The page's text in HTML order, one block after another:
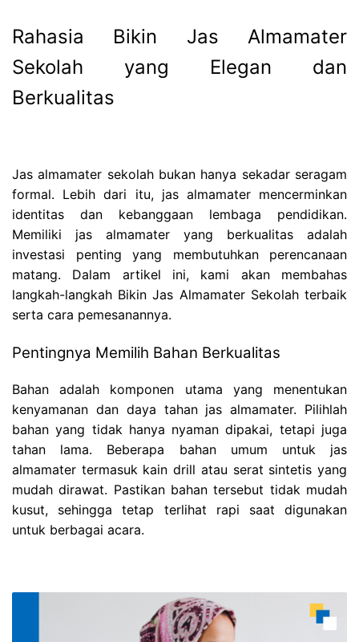
Rahasia Bikin Jas Almamater
Sekolah yang Elegan dan
Berkualitas
Jas almamater sekolah bukan hanya sekadar seragam
formal. Lebih dari itu, jas almamater mencerminkan
identitas dan kebanggaan lembaga pendidikan.
Memiliki jas almamater yang berkualitas adalah
investasi penting yang membutuhkan perencanaan
matang. Dalam artikel ini, kami akan membahas
langkah-langkah Bikin Jas Almamater Sekolah terbaik
serta cara pemesanannya.
Pentingnya Memilih Bahan Berkualitas
Bahan adalah komponen utama yang menentukan
kenyamanan dan daya tahan jas almamater. Pilihlah
bahan yang tidak hanya nyaman dipakai, tetapi juga
tahan lama. Beberapa bahan umum untuk jas
almamater termasuk kain drill atau serat sintetis yang
mudah dirawat. Pastikan bahan tersebut tidak mudah
kusut, sehingga tetap terlihat rapi saat digunakan
untuk berbagai acara.